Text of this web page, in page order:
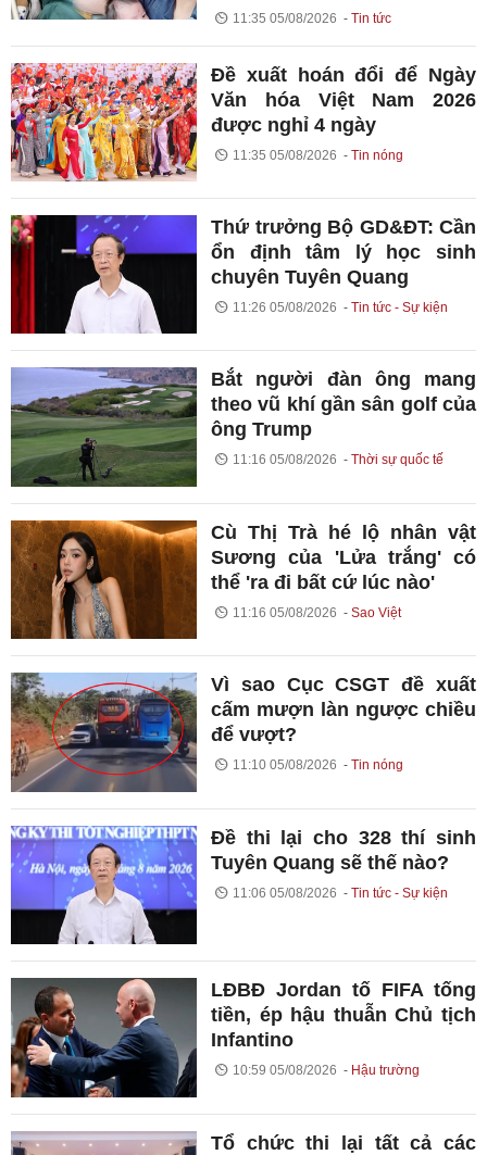
11:35 05/08/2026 Tin tức
Đề xuất hoán đổi để Ngày
Văn hóa Việt Nam 2026
được nghỉ 4 ngày
11:35 05/08/2026 Tin nóng
Thứ trưởng Bộ GD&ĐT: Cần
ổn định tâm lý học sinh
chuyên Tuyên Quang
11:26 05/08/2026 Tin tức - Sự kiện
Bắt người đàn ông mang
theo vũ khí gần sân golf của
ông Trump
11:16 05/08/2026 Thời sự quốc tế
Cù Thị Trà hé lộ nhân vật
Sương của 'Lửa trắng' có
thể 'ra đi bất cứ lúc nào'
11:16 05/08/2026 Sao Việt
Vì sao Cục CSGT đề xuất
cấm mượn làn ngược chiều
để vượt?
11:10 05/08/2026 Tin nóng
Đề thi lại cho 328 thí sinh
Tuyên Quang sẽ thế nào?
11:06 05/08/2026 Tin tức - Sự kiện
LĐBĐ Jordan tố FIFA tống
tiền, ép hậu thuẫn Chủ tịch
Infantino
10:59 05/08/2026 Hậu trường
Tổ chức thi lại tất cả các